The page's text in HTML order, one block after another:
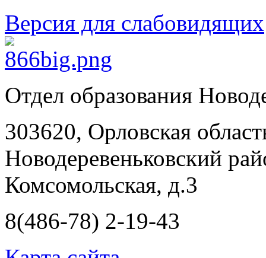
Версия для слабовидящих
Отдел образования
303620, Орловская
Новодеревеньковский
Комсомольская, д.3
8(486-78) 2-19-43